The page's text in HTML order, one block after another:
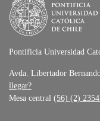
Pontificia Universidad
Avda. Libertador
llegar?
Mesa central (56) (2)